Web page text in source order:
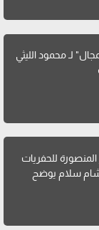
لـ محمود الليثي
للحفريات
سلام يوضح